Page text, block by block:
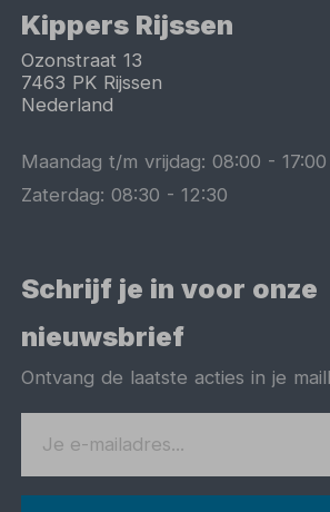
Kippers Rijssen
Ozonstraat 13
7463 PK Rijssen
Nederland
Maandag t/m vrijdag:08:00 -17:00
Zaterdag:08:30 -12:30
Schrijf je in voor onze
nieuwsbrief
Ontvang de laatste acties in je